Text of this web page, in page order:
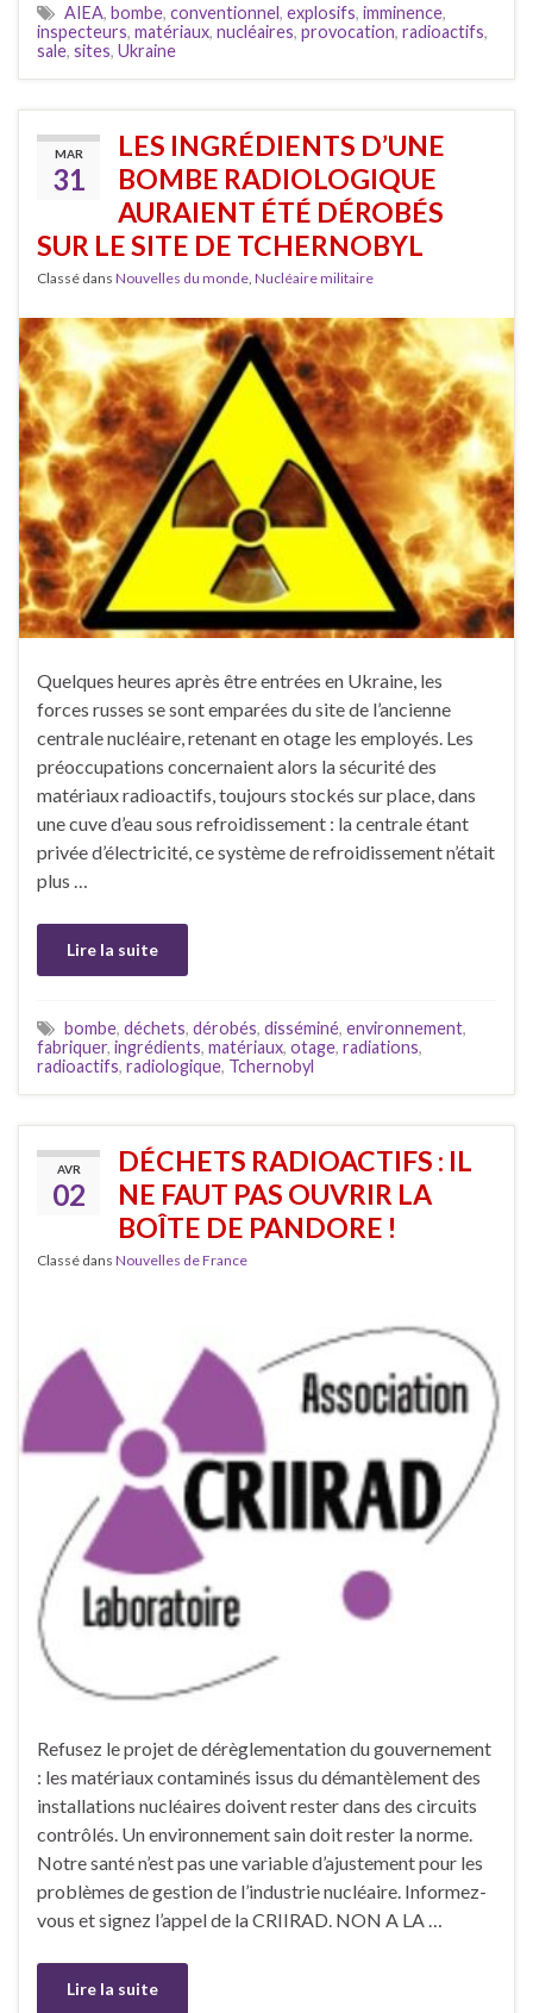
AIEA, bombe, conventionnel, explosifs, imminence,
inspecteurs, matériaux, nucléaires, provocation, radioactifs,
sale, sites, Ukraine
MAR
31
LES INGRÉDIENTS D’UNE
BOMBE RADIOLOGIQUE
AURAIENT ÉTÉ DÉROBÉS
SUR LE SITE DE TCHERNOBYL
Classé dans Nouvelles du monde Nucléaire militaire
Quelques heures après être entrées en Ukraine, les
forces russes se sont emparées du site de l’ancienne
centrale nucléaire, retenant en otage les employés. Les
préoccupations concernaient alors la sécurité des
matériaux radioactifs, toujours stockés sur place, dans
une cuve d’eau sous refroidissement : la centrale étant
privée d’électricité, ce système de refroidissement n’était
plus …
Lire la suite
bombe, déchets, dérobés, disséminé, environnement,
fabriquer, ingrédients, matériaux, otage, radiations,
radioactifs, radiologique, Tchernobyl
AVR
02
DÉCHETS RADIOACTIFS : IL
NE FAUT PAS OUVRIR LA
BOÎTE DE PANDORE !
Classé dans Nouvelles de France
Refusez le projet de dérèglementation du gouvernement
: les matériaux contaminés issus du démantèlement des
installations nucléaires doivent rester dans des circuits
contrôlés. Un environnement sain doit rester la norme.
Notre santé n’est pas une variable d’ajustement pour les
problèmes de gestion de l’industrie nucléaire. Informez-
vous et signez l’appel de la CRIIRAD. NON A LA …
Lire la suite